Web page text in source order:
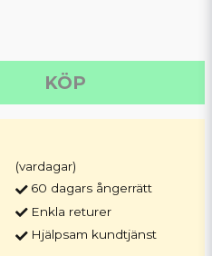
KÖP
(vardagar)
60 dagars ångerrätt
Enkla returer
Hjälpsam kundtjänst